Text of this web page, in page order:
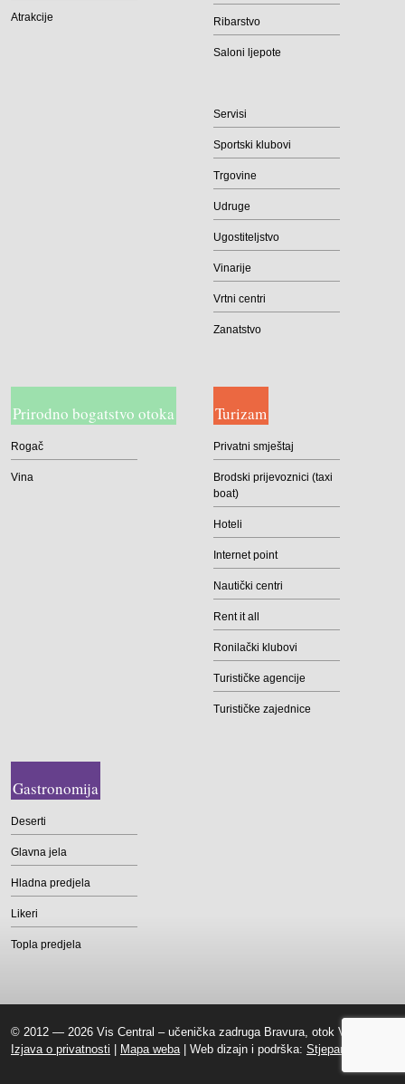
Atrakcije Ribarstvo
Saloni ljepote
Servisi
Sportski klubovi
Trgovine
Udruge
Ugostiteljstvo
Vinarije
Vrtni centri
Zanatstvo
Prirodno bogatstvo otoka
Rogač
Vina
Turizam
Privatni smještaj
Brodski prijevoznici (taxi
boat)
Hoteli
Internet point
Nautički centri
Rent it all
Ronilački klubovi
Turističke agencije
Turističke zajednice
Gastronomija
Deserti
Glavna jela
Hladna predjela
Likeri
Topla predjela
© 2012 — 2026 Vis Central – učenička zadruga Bravura, otok Vis |
Izjava o privatnosti
Mapa weba| Web dizajn i podrška: Stjepan Tafra